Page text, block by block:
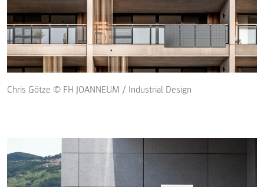
Chris Götze © FH JOANNEUM / Industrial Design